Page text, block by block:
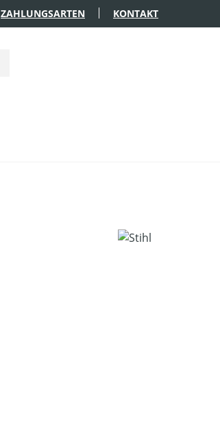
ZAHLUNGSARTEN KONTAKT